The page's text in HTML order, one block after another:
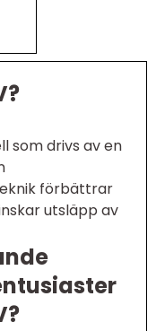
som drivs av en
förbättrar
utsläpp av